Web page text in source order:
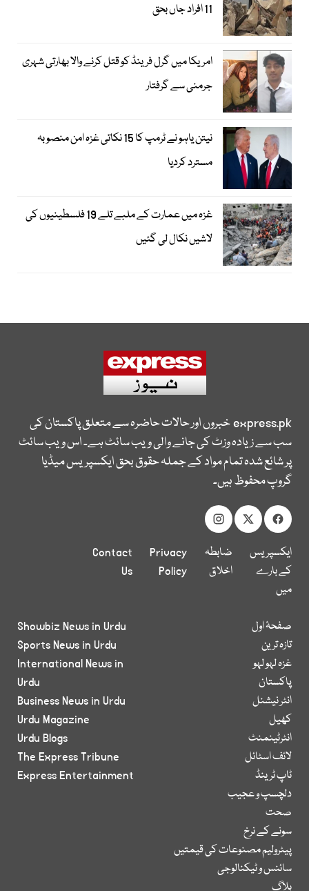
11 افراد جاں بحق
امریکا میں گرل فرینڈ کو قتل کرنے والا بھارتی شہری
جرمنی سے گرفتار
نیتن یاہو نے ٹرمپ کا 15 نکاتی غزہ امن منصوبہ
مسترد کردیا
غزہ میں عمارت کے ملبے تلے 19 فلسطینیوں کی
لاشیں نکال لی گئیں
express.pkخبروں اور حالات حاضرہ سے متعلق پاکستان کی
سب سے زیادہ وزٹ کی جانے والی ویب سائٹ ہے۔ اس ویب سائٹ
پر شائع شدہ تمام مواد کے جملہ حقوق بحق ایکسپریس میڈیا
گروپ محفوظ ہیں۔
ایکسپریس
کے بارے
میں
ضابطہ
اخلاق
Privacy
Policy
Contact
Us
صفحۂ اول
تازہ ترین
غزہ لہو لہو
پاکستان
انٹر نیشنل
کھیل
انٹرٹینمنٹ
لائف اسٹائل
ٹاپ ٹرینڈ
دلچسپ و عجیب
صحت
سونے کے نرخ
پیٹرولیم مصنوعات کی قیمتیں
سائنس و ٹیکنالوجی
بلاگ
Showbiz News in Urdu
Sports News in Urdu
International News in
Urdu
Business News in Urdu
Urdu Magazine
Urdu Blogs
The Express Tribune
Express Entertainment